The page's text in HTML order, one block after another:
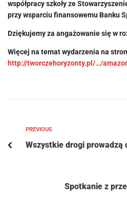
współpracy szkoły ze
przy wsparciu finansowemu Banku
Dziękujemy za angażowanie się w
Więcej na temat wydarzenia na
http://tworczehoryzonty.pl/…/
PREVIOUS
Wszystkie drogi prowadzą
Spotkanie z